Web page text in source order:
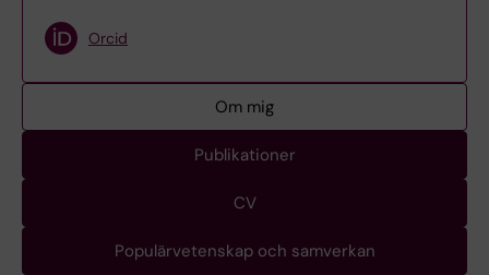
Orcid
Om mig
Publikationer
CV
Populärvetenskap och samverkan